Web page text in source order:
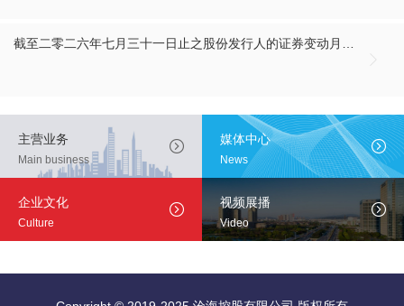
主营业务
Main business
 媒体中心
News

企业文化
Culture
 视频展播
Video
